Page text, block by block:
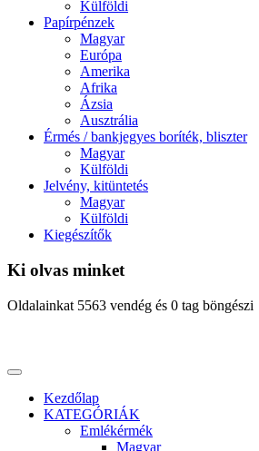
Külföldi
Papírpénzek
Magyar
Európa
Amerika
Afrika
Ázsia
Ausztrália
Érmés / bankjegyes boríték, bliszter
Magyar
Külföldi
Jelvény, kitüntetés
Magyar
Külföldi
Kiegészítők
Ki olvas minket
Oldalainkat 5563 vendég és 0 tag böngészi
Kezdőlap
KATEGÓRIÁK
Emlékérmék
Magyar